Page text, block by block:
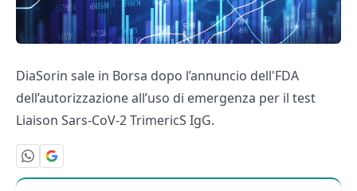
DiaSorin sale in Borsa dopo l’annuncio dell'FDA
dell’autorizzazione all’uso di emergenza per il test
Liaison Sars-CoV-2 TrimericS IgG.